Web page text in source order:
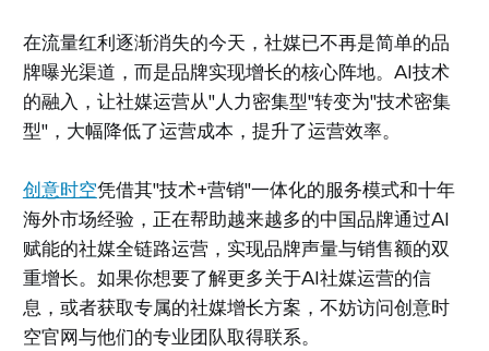
在流量红利逐渐消失的今天，社媒已不再是简单的品
牌曝光渠道，而是品牌实现增长的核心阵地。AI技术
的融入，让社媒运营从"人力密集型"转变为"技术密集
型"，大幅降低了运营成本，提升了运营效率。
创意时空凭借其"技术+营销"一体化的服务模式和十年
海外市场经验，正在帮助越来越多的中国品牌通过AI
赋能的社媒全链路运营，实现品牌声量与销售额的双
重增长。如果你想要了解更多关于AI社媒运营的信
息，或者获取专属的社媒增长方案，不妨访问创意时
空官网与他们的专业团队取得联系。